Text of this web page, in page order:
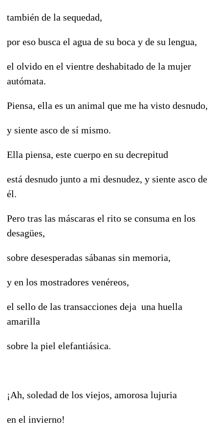
también de la sequedad,
por eso busca el agua de su boca y de su lengua,
el olvido en el vientre deshabitado de la mujer
autómata.
Piensa, ella es un animal que me ha visto desnudo,
y siente asco de sí mismo.
Ella piensa, este cuerpo en su decrepitud
está desnudo junto a mi desnudez, y siente asco de
él.
Pero tras las máscaras el rito se consuma en los
desagües,
sobre desesperadas sábanas sin memoria,
y en los mostradores venéreos,
el sello de las transacciones deja una huella
amarilla
sobre la piel elefantiásica.
¡Ah, soledad de los viejos, amorosa lujuria
en el invierno!